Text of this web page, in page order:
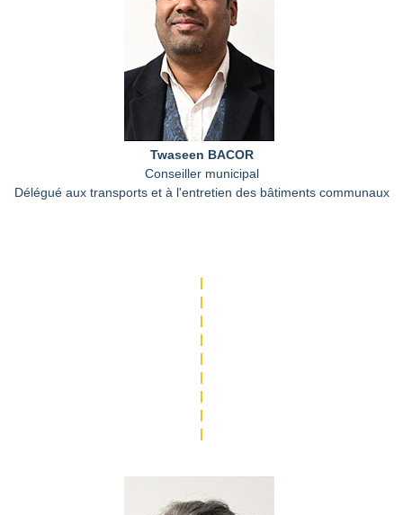
Twaseen BACOR
Conseiller municipal
Délégué aux transports et à l'entretien des bâtiments communaux
|
|
|
|
|
|
|
|
|